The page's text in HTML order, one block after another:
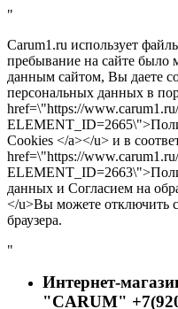
"
Carum1.ru использует
пребывание на сайте было
данным сайтом, Вы даете
персональных данных в
href=\"https://
Cookies </a></u> и в
href=\"https://
данных и Согласием на
</u>Вы можете отключить
браузера.
"
Интернет-
"CARUM"